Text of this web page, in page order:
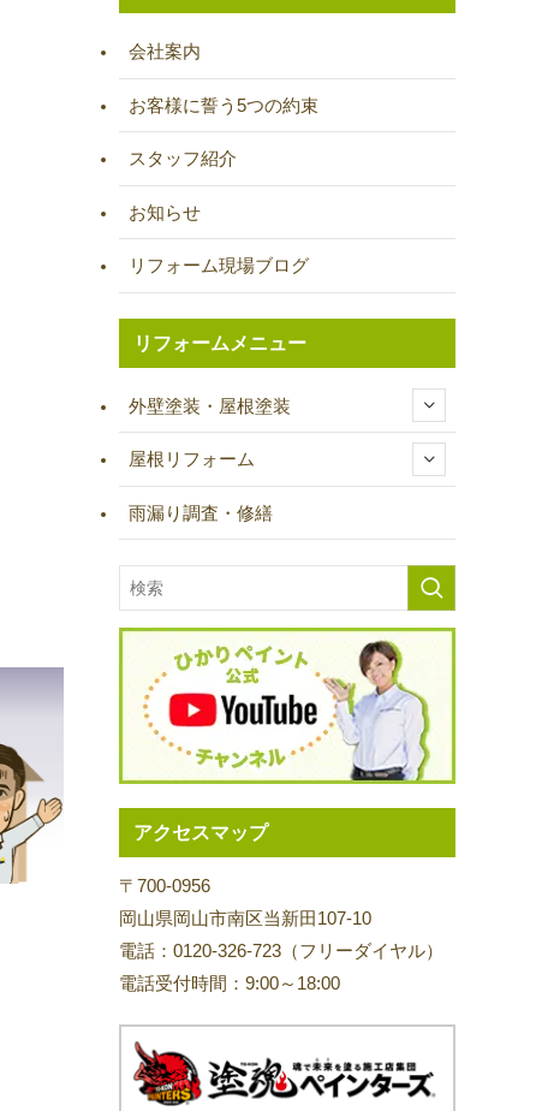
会社案内
お客様に誓う5つの約束
スタッフ紹介
お知らせ
リフォーム現場ブログ
リフォームメニュー
外壁塗装・屋根塗装
屋根リフォーム
雨漏り調査・修繕
アクセスマップ
〒700-0956
岡山県岡山市南区当新田107-10
電話：0120-326-723（フリーダイヤル）
電話受付時間：9:00～18:00